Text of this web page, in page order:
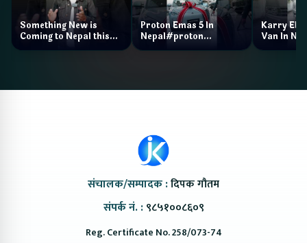
Something New is
Coming to Nepal this
NAIMA Mobility Expo
Proton Emas 5 In
Nepal#proton
Karry
Van In
Bazar II
संचालक/सम्पादक :दिपक गौतम
संपर्क नं. : ९८५१००८६०९
Reg. Certificate No. 258/073-74